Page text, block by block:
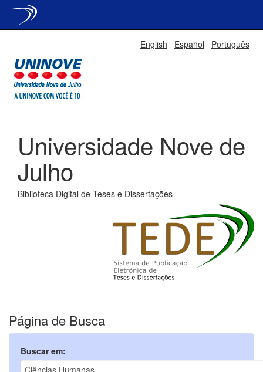
English Español Português
Universidade Nove de
Julho
Biblioteca Digital de Teses e Dissertações
Página de Busca
Buscar em: